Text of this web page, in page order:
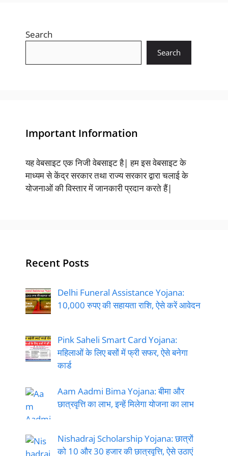
Search
Search
Important Information
यह वेबसाइट एक निजी वेबसाइट है| हम इस वेबसाइट के
माध्यम से केंद्र सरकार तथा राज्य सरकार द्वारा चलाई के
योजनाओं की विस्तार में जानकारी प्रदान करते हैं|
Recent Posts
Delhi Funeral Assistance Yojana:
10,000 रुपए की सहायता राशि, ऐसे करें आवेदन
Pink Saheli Smart Card Yojana:
महिलाओं के लिए बसों में फ्री सफर, ऐसे बनेगा
कार्ड
Aam Aadmi Bima Yojana: बीमा और
छात्रवृत्ति का लाभ, इन्हें मिलेगा योजना का लाभ
Nishadraj Scholarship Yojana: छात्रों
को 10 और 30 हजार की छात्रवृत्ति, ऐसे उठाएं